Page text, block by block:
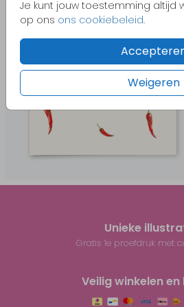
Je kunt jouw toestemming altijd
op ons ons cookiebeleid.
Weigeren
Unieke
Gratis 1e proefdruk met
Veilig winkelen